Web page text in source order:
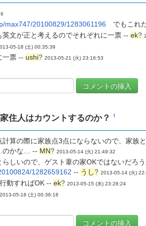
max747/20100829/1283061196 でもこれ
文が正と考えるのでそれぞれに一票 -- ek?
05-18 (土) 00:35:39
一票 -- ushi? 2013-05-21 (火) 23:16:53
住人はカウントするのか？†
算の際に家族点3点にならないので、家族
のかな… -- MN? 2013-05-14 (火) 21:49:32
らしいので、ゲスト葦の家OKではないだろ
1282659162 -- うし? 2013-05-14 (火)
動すればOK -- ek? 2013-05-15 (水) 23:28:24
2013-05-18 (土) 00:36:18